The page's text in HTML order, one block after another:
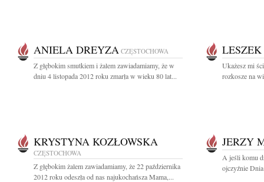
ANIELA DREYZA CZĘSTOCHOWA
Z głębokim smutkiem i żalem zawiadamiamy, że w
dniu 4 listopada 2012 roku zmarła w wieku 80 lat...
Ukażesz mi
rozkosze na
KRYSTYNA KOZŁOWSKA
CZĘSTOCHOWA
Z głębokim żalem zawiadamiamy, że 22 października
2012 roku odeszła od nas najukochańsza Mama,...
JERZY
A jeśli komu
ojczyźnie